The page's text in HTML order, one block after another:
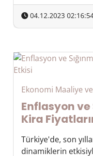
04.12.2023
Ekonomi Maaliye
Enflasyon ve
Kira
Türkiye'de, son
dinamiklerin